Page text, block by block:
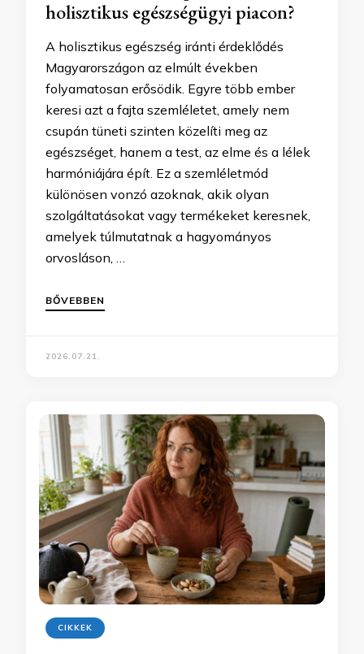
holisztikus egészségügyi piacon?
A holisztikus egészség iránti érdeklődés
Magyarországon az elmúlt években
folyamatosan erősödik. Egyre több ember
keresi azt a fajta szemléletet, amely nem
csupán tüneti szinten közelíti meg az
egészséget, hanem a test, az elme és a lélek
harmóniájára épít. Ez a szemléletmód
különösen vonzó azoknak, akik olyan
szolgáltatásokat vagy termékeket keresnek,
amelyek túlmutatnak a hagyományos
orvosláson, …
BŐVEBBEN
2026.07.21.
CIKKEK